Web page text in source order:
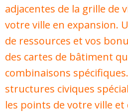
adjacentes de la grille de
votre ville en expansion.
de ressources et vos
des cartes de bâtiment
combinaisons
structures civiques
les points de votre ville